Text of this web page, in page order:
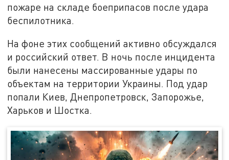
пожаре на складе боеприпасов после удара
беспилотника.
На фоне этих сообщений активно обсуждался
и российский ответ. В ночь после инцидента
были нанесены массированные удары по
объектам на территории Украины. Под удар
попали Киев, Днепропетровск, Запорожье,
Харьков и Шостка.